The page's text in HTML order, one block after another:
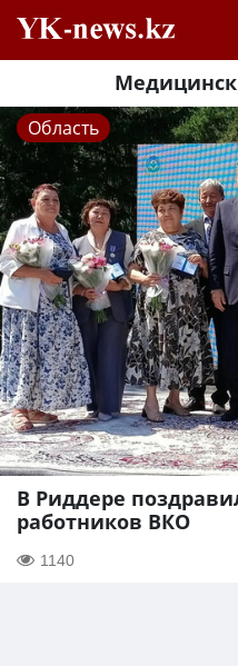
Область
В Риддере
работников ВКО
1140